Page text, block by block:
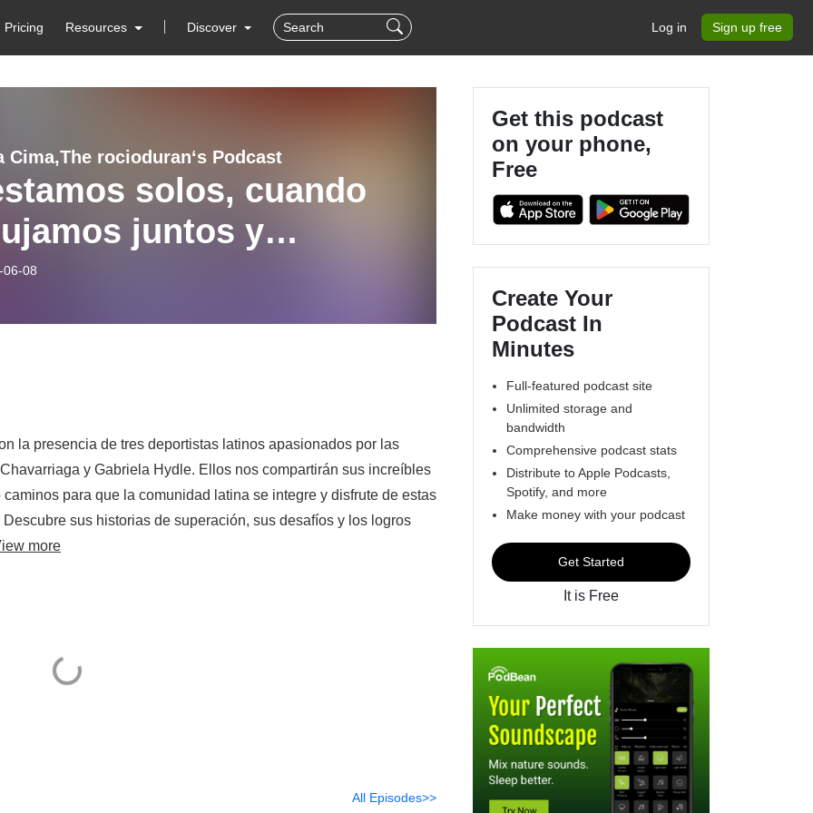
Pricing Resources Discover Log in Sign up free
Cima,The rocioduran‘s Podcast
solos, cuando
juntos y
barreras, nuestra
06-08
la presencia de tres deportistas latinos apasionados por las
y Gabriela Hydle. Ellos nos compartirán sus increíbles
para que la comunidad latina se integre y disfrute de estas
sus historias de superación, sus desafíos y los logros
more
All Episodes>>
Get this podcast
on your phone,
Free
Create Your
Podcast In
Minutes
Full-featured podcast site
Unlimited storage and
bandwidth
Comprehensive podcast stats
Distribute to Apple Podcasts,
Spotify, and more
Make money with your podcast
Get Started
It is Free